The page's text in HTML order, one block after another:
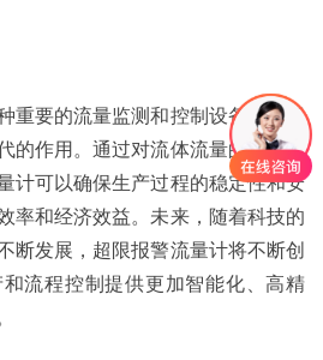
重要的流量监测和控制设备，在工
的作用。通过对流体流量的实时监
计可以确保生产过程的稳定性和安
率和经济效益。未来，随着科技的
断发展，超限报警流量计将不断创
流程控制提供更加智能化、高精